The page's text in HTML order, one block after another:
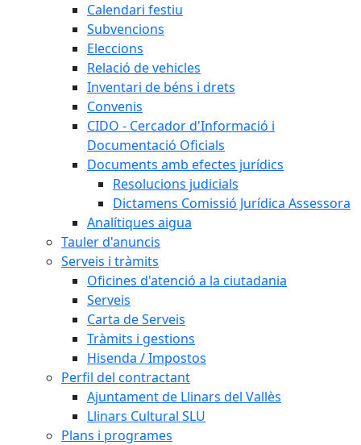
Calendari festiu
Subvencions
Eleccions
Relació de vehicles
Inventari de béns i drets
Convenis
CIDO - Cercador d'Informació i
Documentació Oficials
Documents amb efectes jurídics
Resolucions judicials
Dictamens Comissió Jurídica Assessora
Analítiques aigua
Tauler d'anuncis
Serveis i tràmits
Oficines d'atenció a la ciutadania
Serveis
Carta de Serveis
Tràmits i gestions
Hisenda / Impostos
Perfil del contractant
Ajuntament de Llinars del Vallès
Llinars Cultural SLU
Plans i programes